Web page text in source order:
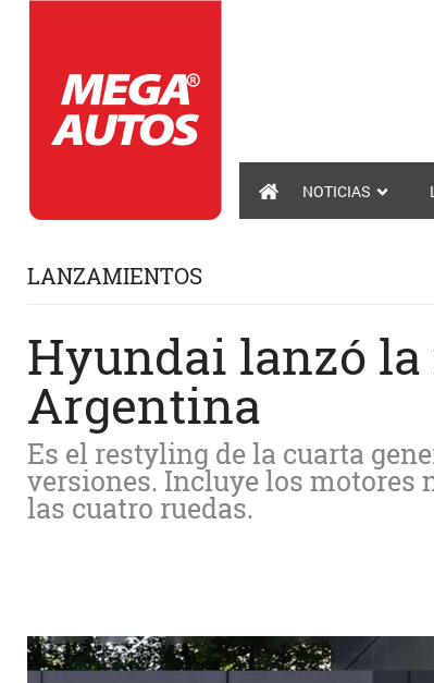
NOTICIAS
LANZAMIENTOS
Hyundai lanzó la
Argentina
Es el restyling de la cuarta
versiones. Incluye los motores
las cuatro ruedas.